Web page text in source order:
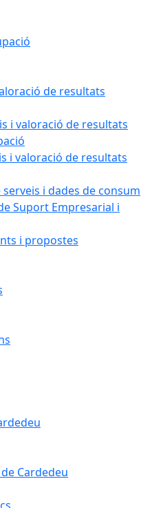
de resultats
i valoració de resultats
i valoració de resultats
serveis i dades de consum
Suport Empresarial i
i propostes
Cardedeu